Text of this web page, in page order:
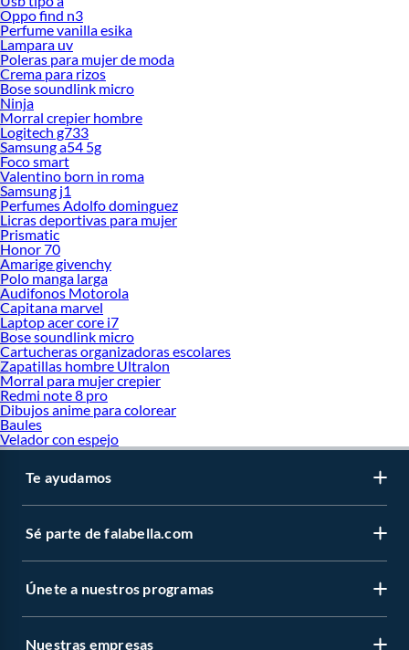
Oppo find n3
Perfume vanilla esika
Lampara uv
Poleras para mujer de moda
Crema para rizos
Bose soundlink micro
Ninja
Morral crepier hombre
Logitech g733
Samsung a54 5g
Foco smart
Valentino born in roma
Samsung j1
Perfumes Adolfo dominguez
Licras deportivas para mujer
Prismatic
Honor 70
Amarige givenchy
Polo manga larga
Audifonos Motorola
Capitana marvel
Laptop acer core i7
Bose soundlink micro
Cartucheras organizadoras escolares
Zapatillas hombre Ultralon
Morral para mujer crepier
Redmi note 8 pro
Dibujos anime para colorear
Baules
Velador con espejo
Te ayudamos
Sé parte de falabella.com
Únete a nuestros programas
Nuestras empresas